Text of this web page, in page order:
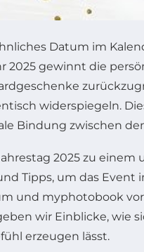
Datum im
2025 gewinnt die
widerspiegeln.
Bindung zwischen
2025 zu
Tipps, um das
und myphotobook
wir Einblicke, wie
erzeugen lässt.